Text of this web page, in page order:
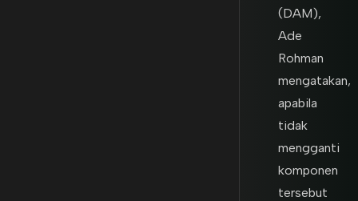
(DAM),
Ade
Rohman
mengatakan,
apabila
tidak
mengganti
komponen
tersebut